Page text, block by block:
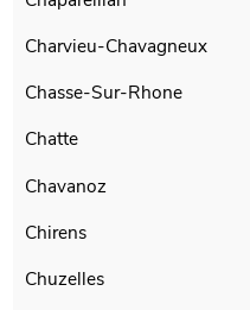
Charvieu-Chavagneux
Chasse-Sur-Rhone
Chatte
Chavanoz
Chirens
Chuzelles